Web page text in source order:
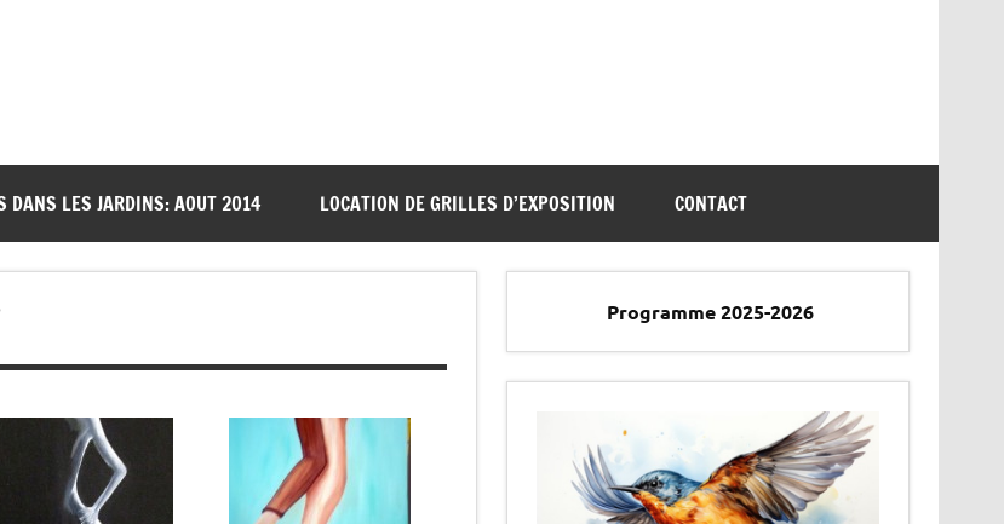
DANS LES JARDINS: AOUT 2014 LOCATION DE GRILLES D’EXPOSITION CONTACT
Programme 2025-2026